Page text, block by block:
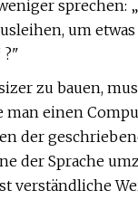
sprechen:
um etwas
?"
zu bauen,
man einen
der
​​der Sprache
verständliche